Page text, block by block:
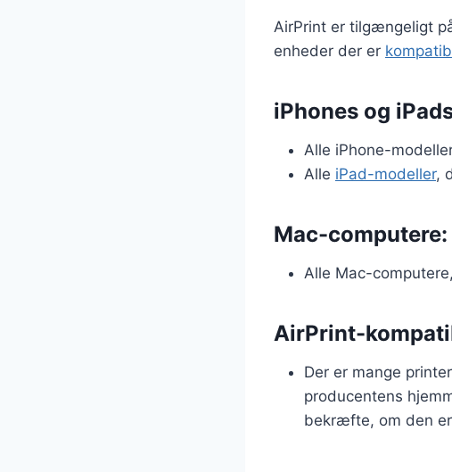
AirPrint er tilgængeligt
enheder der er
iPhones og
Alle iPhone-
Alle iPad-modeller,
Mac-computere:
Alle Mac-
AirPrint-
Der er mange
producentens
bekræfte, om den